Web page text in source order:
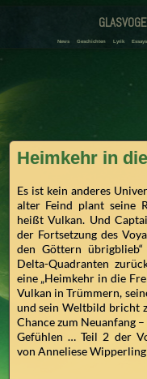
News Geschichten Lyrik Essays
Heimkehr in
Es ist kein anderes
alter Feind plant seine
heißt Vulkan. Und
der Fortsetzung des
den Göttern
Delta-Quadranten
eine „Heimkehr in die
Vulkan in Trümmern,
und sein Weltbild bricht
Chance zum Neuanfang
Gefühlen … Teil 2 der
von Anneliese